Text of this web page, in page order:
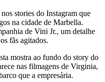
stories do Instagram que
na cidade de Marbella.
de Vini Jr., um detalhe
fãs agitados.
mostra ao fundo do story do
nas filmagens de Virginia,
que a empresária.